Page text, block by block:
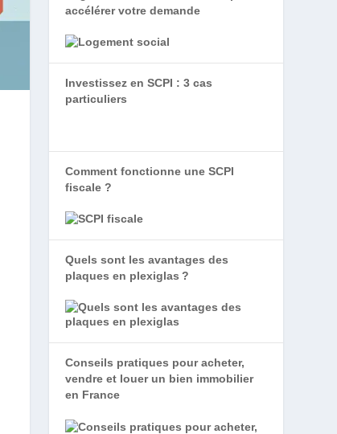
accélérer votre demande
Investissez en SCPI : 3 cas
particuliers
Comment fonctionne une SCPI
fiscale ?
Quels sont les avantages des
plaques en plexiglas ?
Conseils pratiques pour acheter,
vendre et louer un bien immobilier
en France